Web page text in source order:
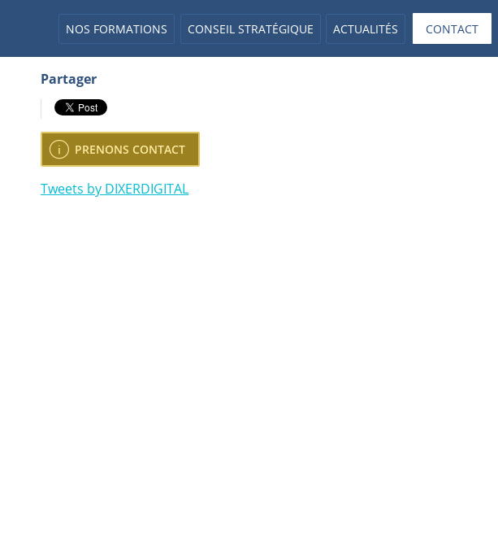
NOS FORMATIONS CONSEIL STRATÉGIQUE ACTUALITÉS CONTACT
Partager
info PRENONS CONTACT
Tweets by DIXERDIGITAL